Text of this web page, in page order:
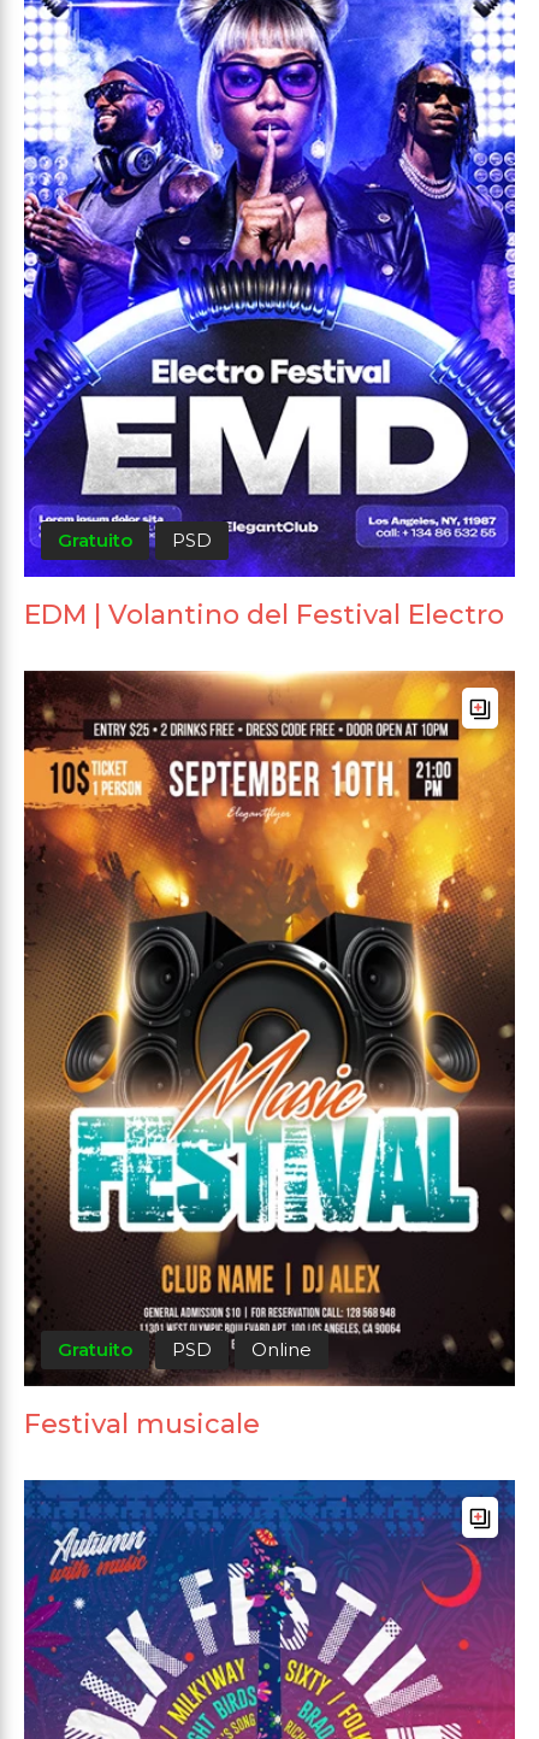
Gratuito PSD
EDM | Volantino del Festival Electro
Gratuito PSD Online
Festival musicale